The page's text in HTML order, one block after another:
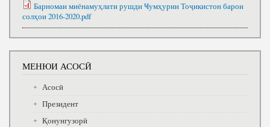
Барномаи миёнамуҳлати рушди Ҹумҳурии Тоҷикистон барои
солҳои 2016-2020.pdf
МЕНЮИ АСОСӢ
Асосӣ
Президент
Қонунгузорӣ